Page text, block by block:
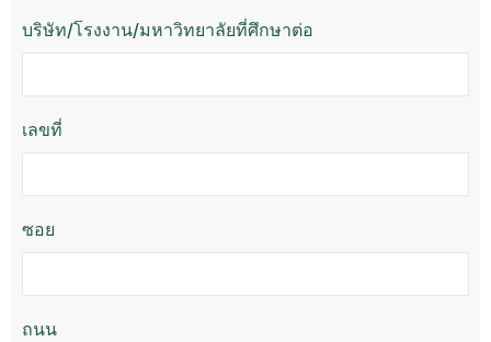
บริษัท/โรงงาน/มหาวิทยาลัยที่ศึกษาต่อ
เลขที่
ซอย
ถนน